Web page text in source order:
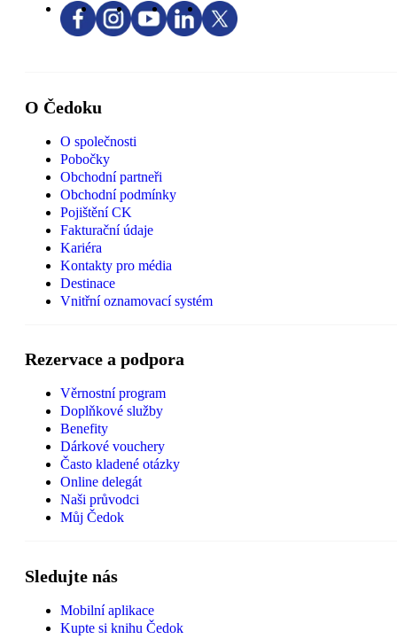
O Čedoku
O společnosti
Pobočky
Obchodní partneři
Obchodní podmínky
Pojištění CK
Fakturační údaje
Kariéra
Kontakty pro média
Destinace
Vnitřní oznamovací systém
Rezervace a podpora
Věrnostní program
Doplňkové služby
Benefity
Dárkové vouchery
Často kladené otázky
Online delegát
Naši průvodci
Můj Čedok
Sledujte nás
Mobilní aplikace
Kupte si knihu Čedok